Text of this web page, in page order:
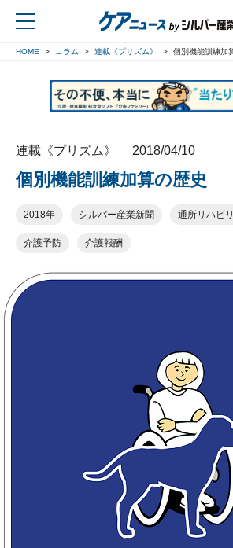
HOME コラム 連載《プリズム》 個別機能訓練加
連載《プリズム》 2018/04/10
個別機能訓練加算の歴史
2018年 シルバー産業新聞 通所リハビ
介護予防 介護報酬